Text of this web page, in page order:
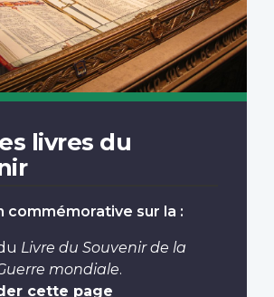
livres du
commémorative sur la :
Livre du Souvenir de la
mondiale.
cette page